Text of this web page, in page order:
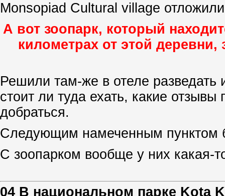
Monsopiad Cultural village
А вот зоопарк, который
километрах от этой деревни,
Решили там-же в отеле
стоит ли туда ехать, какие отзывы
добраться.
Следующим намеченным пунктом
С зоопарком вообще у них какая-
04 В национальном парке Kota